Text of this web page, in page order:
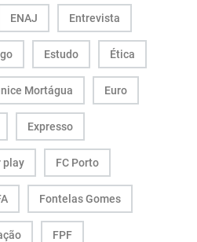
ENAJ Entrevista
Estudo Ética
Mortágua Euro
Expresso
play FC Porto
Fontelas Gomes
FPF